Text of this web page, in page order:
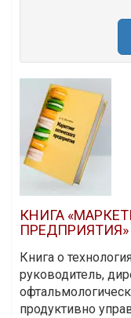
КНИГА
ПРЕДПРИЯТИЯ»
Книга о
руководитель,
продуктивно